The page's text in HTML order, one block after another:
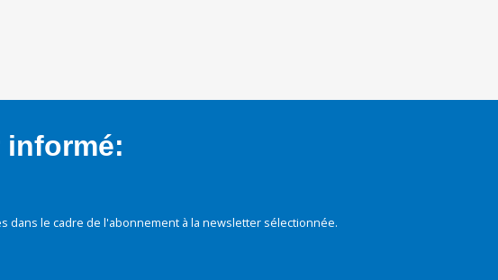
le cadre de l'abonnement à la newsletter sélectionnée.